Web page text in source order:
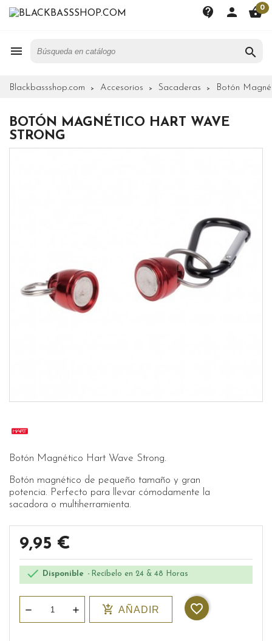
contact_support person shopping_basket0
 
Blackbassshop.com Accesorios Sacaderas Botón
BOTÓN MAGNÉTICO HART WAVE
STRONG
Botón Magnético Hart Wave Strong.
Botón magnético de pequeño tamaño y gran
potencia. Perfecto para llevar cómodamente la
sacadora o multiherramienta.
9,95 €
 Disponible Recíbelo en 24 & 48 Horas
add_shopping_cart AÑADIR favorite_border